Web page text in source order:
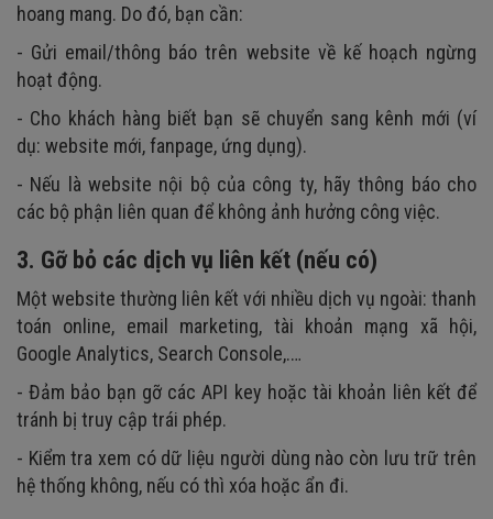
hoang mang. Do đó, bạn cần:
- Gửi email/thông báo trên website về kế hoạch ngừng
hoạt động.
- Cho khách hàng biết bạn sẽ chuyển sang kênh mới (ví
dụ: website mới, fanpage, ứng dụng).
- Nếu là website nội bộ của công ty, hãy thông báo cho
các bộ phận liên quan để không ảnh hưởng công việc.
3. Gỡ bỏ các dịch vụ liên kết (nếu có)
Một website thường liên kết với nhiều dịch vụ ngoài: thanh
toán online, email marketing, tài khoản mạng xã hội,
Google Analytics, Search Console,.…
- Đảm bảo bạn gỡ các API key hoặc tài khoản liên kết để
tránh bị truy cập trái phép.
- Kiểm tra xem có dữ liệu người dùng nào còn lưu trữ trên
hệ thống không, nếu có thì xóa hoặc ẩn đi.